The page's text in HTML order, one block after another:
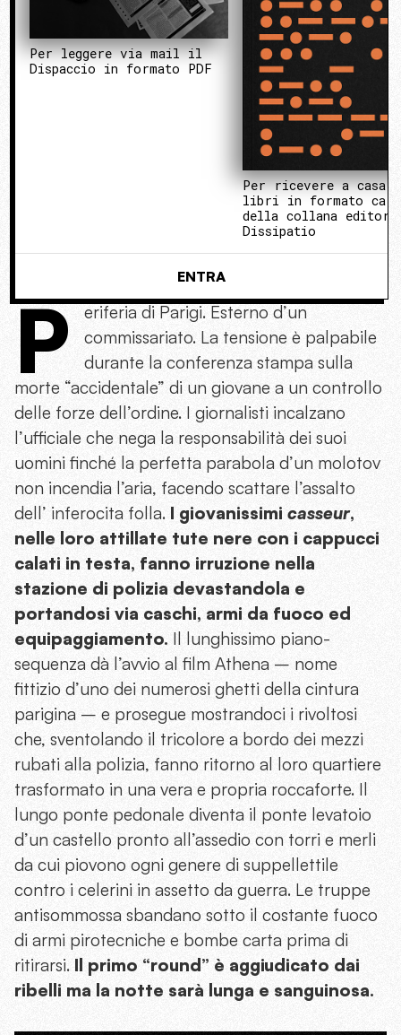
Per leggere via mail il
Dispaccio in formato PDF
Per ricevere a casa i
libri in formato
della collana
Dissipatio
ENTRA
P
eriferia di Parigi. Esterno d’un
commissariato. La tensione è palpabile
durante la conferenza stampa sulla
morte “accidentale” di un giovane a un controllo
delle forze dell’ordine. I giornalisti incalzano
l’ufficiale che nega la responsabilità dei suoi
uomini finché la perfetta parabola d’un molotov
non incendia l’aria, facendo scattare l’assalto
dell’ inferocita folla. I giovanissimi casseur,
nelle loro attillate tute nere con i cappucci
calati in testa, fanno irruzione nella
stazione di polizia devastandola e
portandosi via caschi, armi da fuoco ed
equipaggiamento. Il lunghissimo piano-
sequenza dà l’avvio al film Athena – nome
fittizio d’uno dei numerosi ghetti della cintura
parigina – e prosegue mostrandoci i rivoltosi
che, sventolando il tricolore a bordo dei mezzi
rubati alla polizia, fanno ritorno al loro quartiere
trasformato in una vera e propria roccaforte. Il
lungo ponte pedonale diventa il ponte levatoio
d’un castello pronto all’assedio con torri e merli
da cui piovono ogni genere di suppellettile
contro i celerini in assetto da guerra. Le truppe
antisommossa sbandano sotto il costante fuoco
di armi pirotecniche e bombe carta prima di
ritirarsi. Il primo “round” è aggiudicato dai
ribelli ma la notte sarà lunga e sanguinosa.